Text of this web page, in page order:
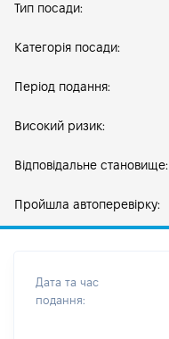
Тип посади:
Категорія посади:
Період подання:
Високий ризик:
Відповідальне становище:
Пройшла автоперевірку:
Дата та час
подання: